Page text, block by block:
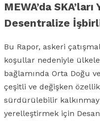
MEWA’da
Desentralize
Bu Rapor, askeri
koşullar nedeniyle
bağlamında Orta Doğu
çeşitli ve değişken
sürdürülebilir
yerelleştirmek için